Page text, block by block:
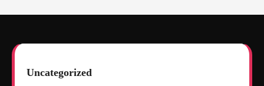
Uncategorized